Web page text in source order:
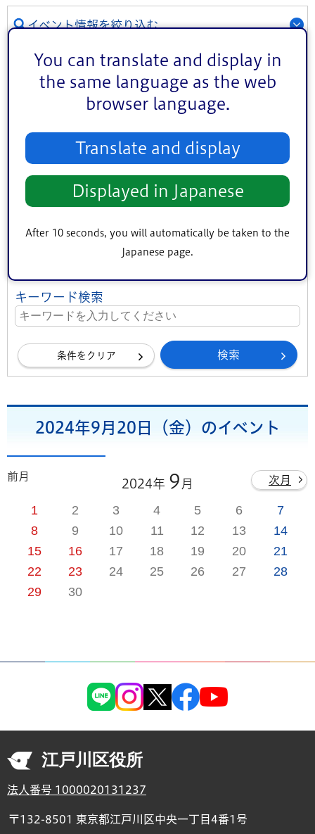
You can translate and display in
the same language as the web
browser language.
Translate and display
Displayed in Japanese
After 10 seconds, you will automatically be taken to the
Japanese page.
イベント情報を絞り込む
ジャンル
講演・講座・教室 お祭り
文化・芸術
対象者
子ども向け 熟年者向け 事業者向け
地区（エリア）
小松川・平井地区
キーワード検索
条件をクリア
2024年9月20日（金）のイベント
前月
2024年 9 月 次月
1 2 3 4 5 6
7
8
9 10 11 12 13
14
15
16 17 18 19 20
21
22
23 24 25 26 27
28
29
30
江戸川区役所
法人番号 1000020131237
〒132-8501 東京都江戸川区中央一丁目4番1号